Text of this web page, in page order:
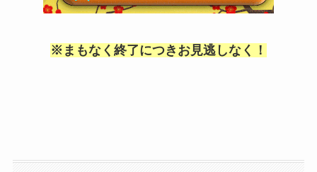
※まもなく終了につきお見逃しなく！